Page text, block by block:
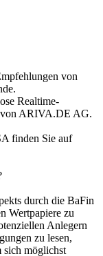
von
Realtime-
ARIVA.DE AG.
finden Sie auf
durch die BaFin
Wertpapiere zu
Anlegern
zu lesen,
sich möglichst